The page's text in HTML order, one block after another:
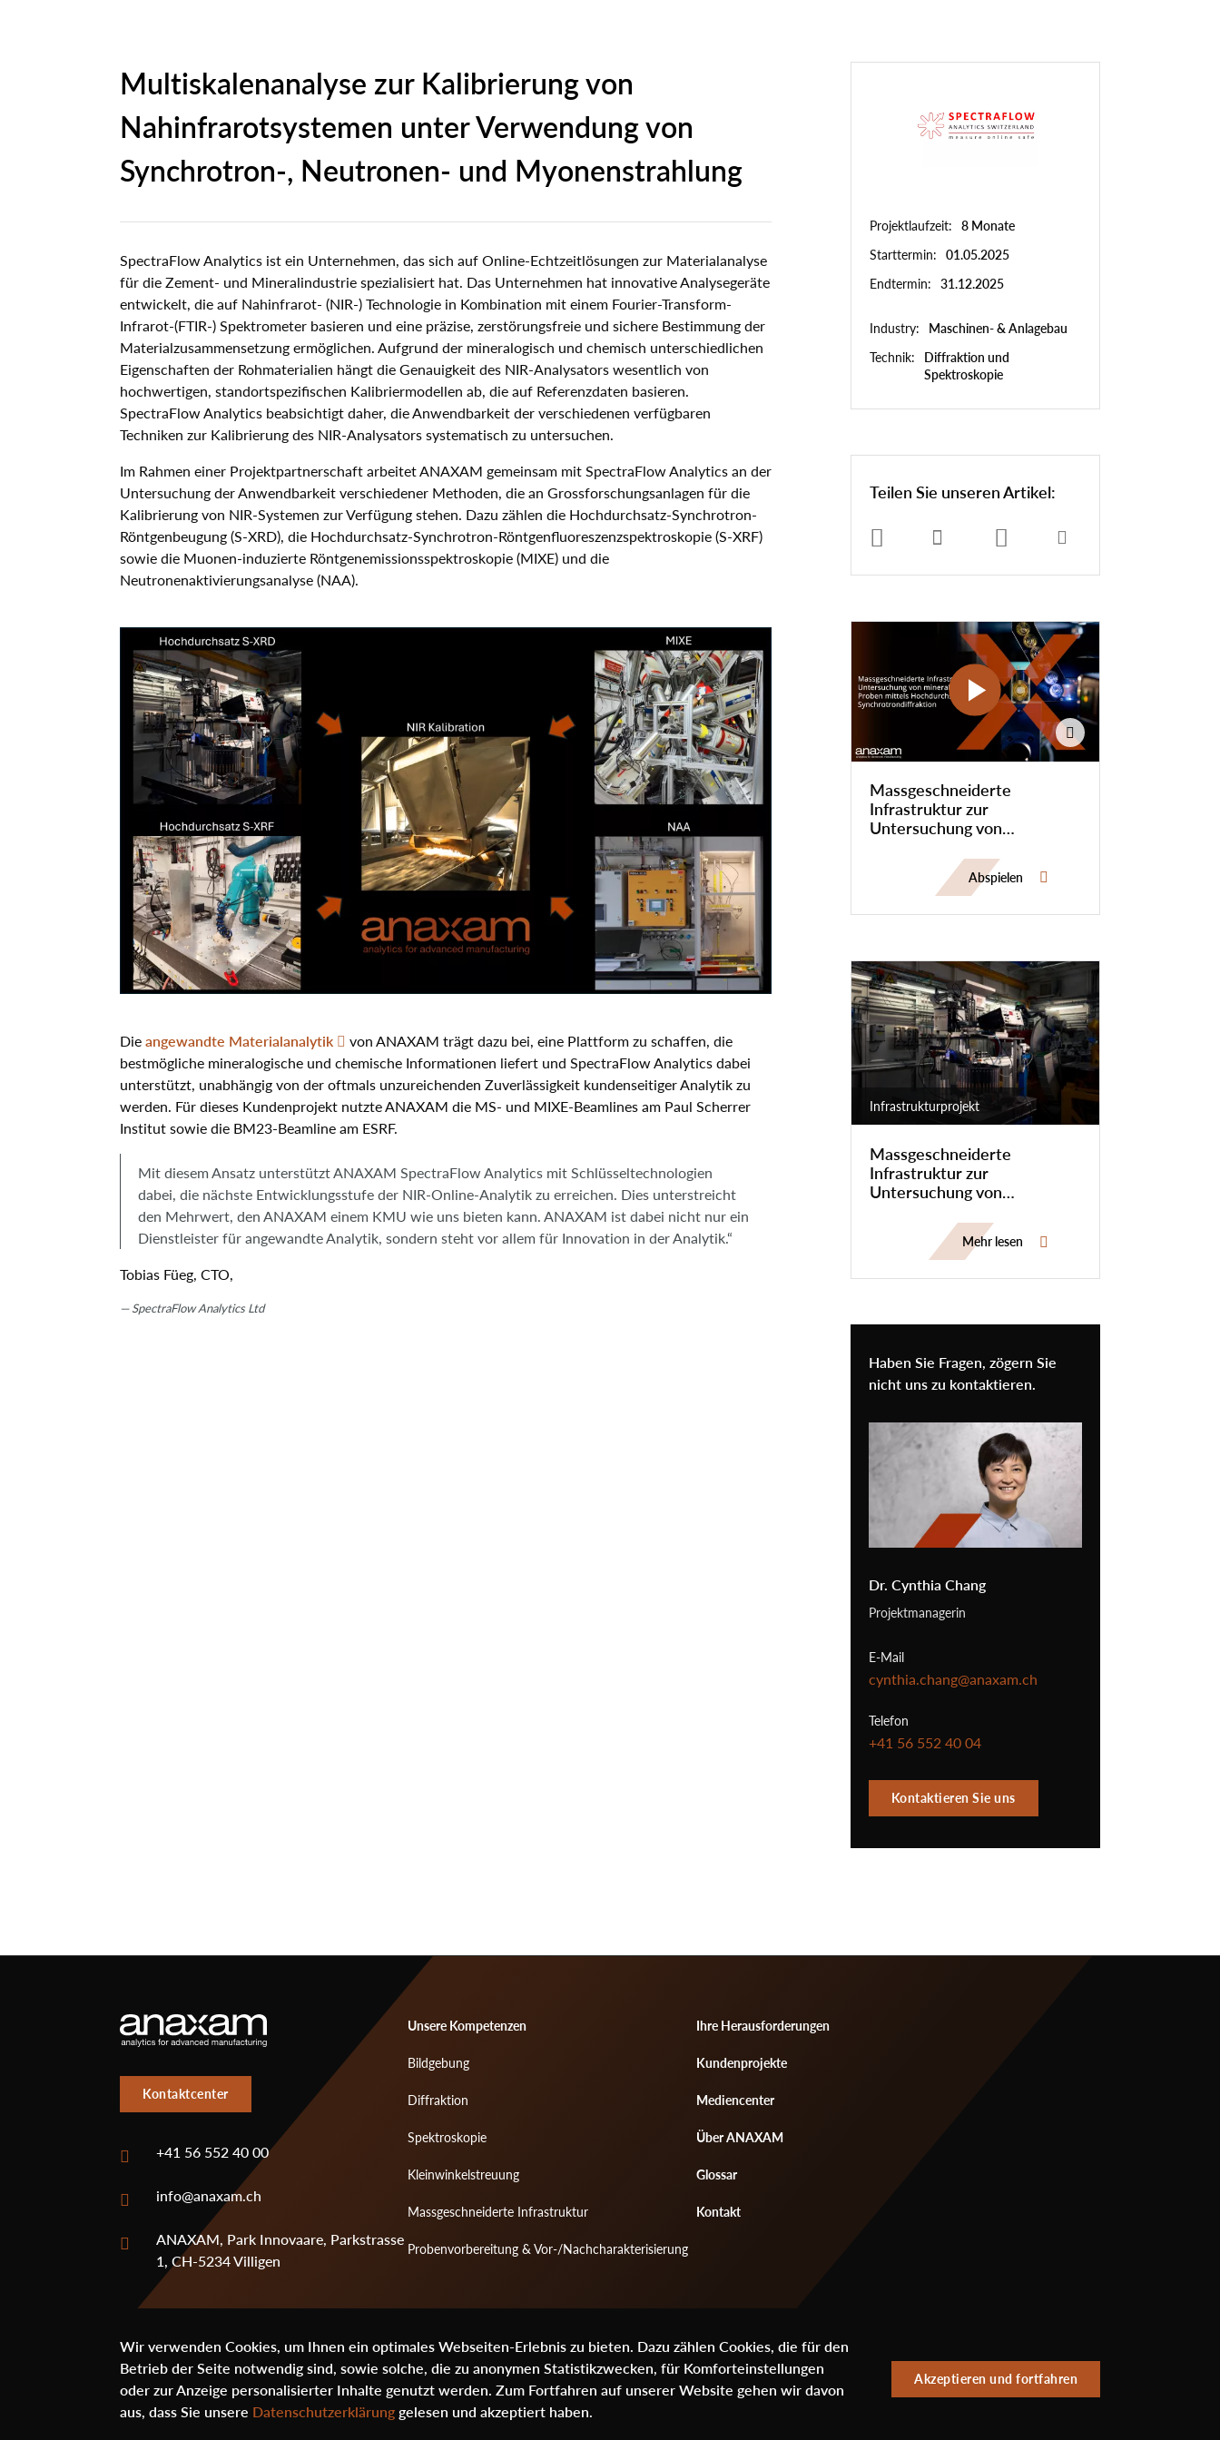
Probenvorbereitung &
und geführte Touren an.
Wir sind bereit, Ihnen zu helfen
Kontaktieren Sie uns
Kundenreferenzen
Neutronen- und
Synchrotronstrahlung
Karriere bei uns
Multiskalenanalyse zur Kalibrierung von
Nahinfrarotsystemen unter Verwendung von
Synchrotron-, Neutronen- und Myonenstrahlung
SpectraFlow Analytics ist ein Unternehmen, das sich auf Online-Echtzeitlösungen zur Materialanalyse
für die Zement- und Mineralindustrie spezialisiert hat. Das Unternehmen hat innovative Analysegeräte
entwickelt, die auf Nahinfrarot- (NIR-) Technologie in Kombination mit einem Fourier-Transform-
Infrarot-(FTIR-) Spektrometer basieren und eine präzise, zerstörungsfreie und sichere Bestimmung der
Materialzusammensetzung ermöglichen. Aufgrund der mineralogisch und chemisch unterschiedlichen
Eigenschaften der Rohmaterialien hängt die Genauigkeit des NIR-Analysators wesentlich von
hochwertigen, standortspezifischen Kalibriermodellen ab, die auf Referenzdaten basieren.
SpectraFlow Analytics beabsichtigt daher, die Anwendbarkeit der verschiedenen verfügbaren
Techniken zur Kalibrierung des NIR-Analysators systematisch zu untersuchen.
Im Rahmen einer Projektpartnerschaft arbeitet ANAXAM gemeinsam mit SpectraFlow Analytics an der
Untersuchung der Anwendbarkeit verschiedener Methoden, die an Grossforschungsanlagen für die
Kalibrierung von NIR-Systemen zur Verfügung stehen. Dazu zählen die Hochdurchsatz-Synchrotron-
Röntgenbeugung (S-XRD), die Hochdurchsatz-Synchrotron-Röntgenfluoreszenzspektroskopie (S-XRF)
sowie die Muonen-induzierte Röntgenemissionsspektroskopie (MIXE) und die
Neutronenaktivierungsanalyse (NAA).
Dieangewandte Materialanalytik
von ANAXAM trägt dazu bei, eine Plattform zu schaffen, die
bestmögliche mineralogische und chemische Informationen liefert und SpectraFlow Analytics dabei
unterstützt, unabhängig von der oftmals unzureichenden Zuverlässigkeit kundenseitiger Analytik zu
werden. Für dieses Kundenprojekt nutzte ANAXAM die MS- und MIXE-Beamlines am Paul Scherrer
Institut sowie die BM23-Beamline am ESRF.
Mit diesem Ansatz unterstützt ANAXAM SpectraFlow Analytics mit Schlüsseltechnologien
dabei, die nächste Entwicklungsstufe der NIR-Online-Analytik zu erreichen. Dies unterstreicht
den Mehrwert, den ANAXAM einem KMU wie uns bieten kann. ANAXAM ist dabei nicht nur ein
Dienstleister für angewandte Analytik, sondern steht vor allem für Innovation in der Analytik.“
Tobias Füeg, CTO,
SpectraFlow Analytics Ltd
Projektlaufzeit
8 Monate
Starttermin
01.05.2025
Endtermin
31.12.2025
Industry
Maschinen- & Anlagebau
Technik
Diffraktion und
Spektroskopie
Teilen Sie unseren Artikel:
Massgeschneiderte
Infrastruktur zur
Untersuchung von
mittels Hochdurchsatz-
Synchrotrondiffraktion
Abspielen
Infrastrukturprojekt
Massgeschneiderte
Infrastruktur zur
Untersuchung von
mittels Hochdurchsatz-
Synchrotrondiffraktion
Mehr lesen
Haben Sie Fragen, zögern Sie
nicht uns zu kontaktieren.
Dr. Cynthia Chang
Projektmanagerin
E-Mail
cynthia.chang@anaxam.ch
Telefon
+41 56 552 40 04
Kontaktieren Sie uns
Kontaktcenter
+41 56 552 40 00
info@anaxam.ch
ANAXAM, Park Innovaare, Parkstrasse
1, CH-5234 Villigen
Social
Footer
menu
1
Unsere Kompetenzen
Bildgebung
Diffraktion
Spektroskopie
Kleinwinkelstreuung
Massgeschneiderte Infrastruktur
Probenvorbereitung & Vor-/Nachcharakterisierung
Footer
menu
2
Ihre Herausforderungen
Kundenprojekte
Mediencenter
Über ANAXAM
Glossar
Kontakt
© ANAXAM 2020 - 2026 Footer
created by digitalution.ch
Wir verwenden Cookies, um Ihnen ein optimales Webseiten-Erlebnis zu bieten. Dazu zählen Cookies, die für den
Betrieb der Seite notwendig sind, sowie solche, die zu anonymen Statistikzwecken, für Komforteinstellungen
oder zur Anzeige personalisierter Inhalte genutzt werden. Zum Fortfahren auf unserer Website gehen wir davon
aus, dass Sie unsere Datenschutzerklärunggelesen und akzeptiert haben.
Akzeptieren und fortfahren